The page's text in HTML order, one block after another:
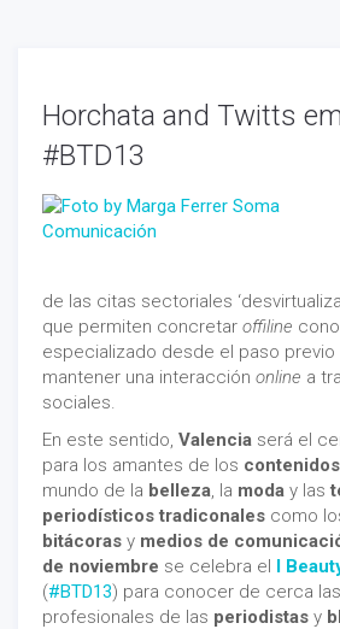
Horchata and Twitts
#BTD13
de las citas sectoriales
que permiten concretar offiline
especializado desde el paso previo
mantener una interacción online a
sociales.
En este sentido, Valencia será el
para los amantes de los
mundo de la belleza, la moda y las
periodísticos tradiconales como
bitácoras y medios de
de noviembre se celebra el I
(#BTD13) para conocer de cerca
profesionales de las periodistas y